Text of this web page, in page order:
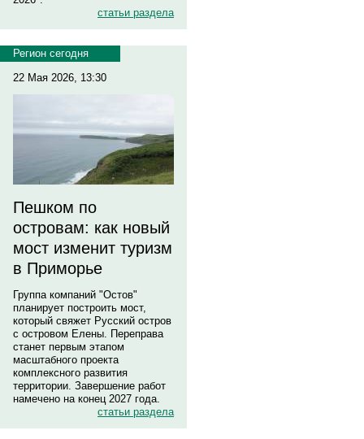
статьи раздела
Регион сегодня
22 Мая 2026, 13:30
Пешком по
островам: как новый
мост изменит туризм
в Приморье
Группа компаний "Остов"
планирует построить мост,
который свяжет Русский остров
с островом Елены. Переправа
станет первым этапом
масштабного проекта
комплексного развития
территории. Завершение работ
намечено на конец 2027 года.
статьи раздела